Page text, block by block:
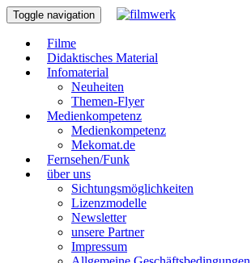
Toggle navigation
Filme
Didaktisches Material
Infomaterial
Neuheiten
Themen-Flyer
Medienkompetenz
Medienkompetenz
Mekomat.de
Fernsehen/Funk
über uns
Sichtungsmöglichkeiten
Lizenzmodelle
Newsletter
unsere Partner
Impressum